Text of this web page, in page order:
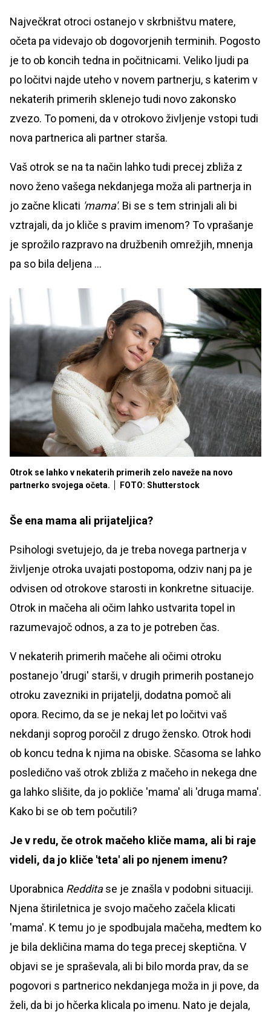
Največkrat otroci ostanejo v skrbništvu matere,
očeta pa videvajo ob dogovorjenih terminih. Pogosto
je to ob koncih tedna in počitnicami. Veliko ljudi pa
po ločitvi najde uteho v novem partnerju, s katerim v
nekaterih primerih sklenejo tudi novo zakonsko
zvezo. To pomeni, da v otrokovo življenje vstopi tudi
nova partnerica ali partner starša.
Vaš otrok se na ta način lahko tudi precej zbliža z
novo ženo vašega nekdanjega moža ali partnerja in
jo začne klicati 'mama'. Bi se s tem strinjali ali bi
vztrajali, da jo kliče s pravim imenom? To vprašanje
je sprožilo razpravo na družbenih omrežjih, mnenja
pa so bila deljena ...
Otrok se lahko v nekaterih primerih zelo naveže na novo
partnerko svojega očeta.
FOTO: Shutterstock
Še ena mama ali prijateljica?
Psihologi svetujejo, da je treba novega partnerja v
življenje otroka uvajati postopoma, odziv nanj pa je
odvisen od otrokove starosti in konkretne situacije.
Otrok in mačeha ali očim lahko ustvarita topel in
razumevajoč odnos, a za to je potreben čas.
V nekaterih primerih mačehe ali očimi otroku
postanejo 'drugi' starši, v drugih primerih postanejo
otroku zavezniki in prijatelji, dodatna pomoč ali
opora. Recimo, da se je nekaj let po ločitvi vaš
nekdanji soprog poročil z drugo žensko. Otrok hodi
ob koncu tedna k njima na obiske. Sčasoma se lahko
posledično vaš otrok zbliža z mačeho in nekega dne
ga lahko slišite, da jo pokliče 'mama' ali 'druga mama'.
Kako bi se ob tem počutili?
Je v redu, če otrok mačeho kliče mama, ali bi raje
videli, da jo kliče 'teta' ali po njenem imenu?
Uporabnica Redditase je znašla v podobni situaciji.
Njena štiriletnica je svojo mačeho začela klicati
'mama'. K temu jo je spodbujala mačeha, medtem ko
je bila dekličina mama do tega precej skeptična. V
objavi se je spraševala, ali bi bilo morda prav, da se
pogovori s partnerico nekdanjega moža in ji pove, da
želi, da bi jo hčerka klicala po imenu. Nato je dejala,